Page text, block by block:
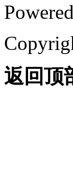
返回顶